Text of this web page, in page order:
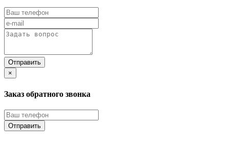
×
Заказ обратного звонка